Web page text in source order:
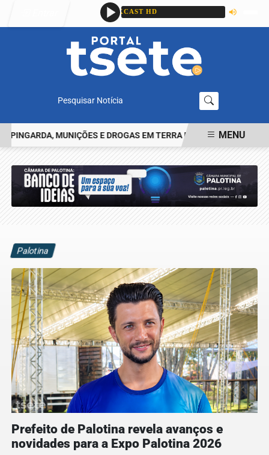
Pesquisar Notícia
MUNIÇÕES E DROGAS EM TERRA ROXA IDENTIFICADO
MENU
Palotina
Prefeito de Palotina revela avanços e
novidades para a Expo Palotina 2026